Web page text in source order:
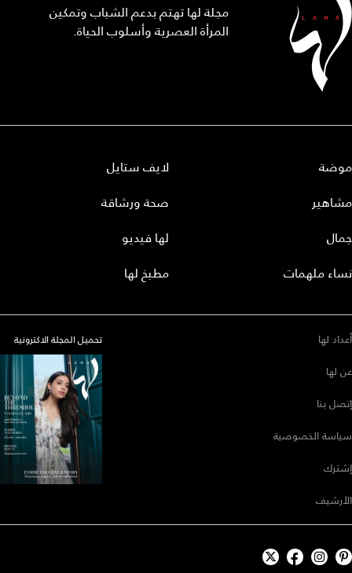
مجلة لها تهتم بدعم الشباب وتمكين
المرأة العصرية وأسلوب الحياة.
موضة
مشاهير
جمال
نساء ملهمات
لايف ستايل
صحة ورشاقة
لها فيديو
مطبخ لها
أعداد لها
عن لها
إتصل بنا
سياسة الخصوصية
إشترك
الأرشيف
تحميل المجلة الاكترونية